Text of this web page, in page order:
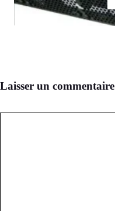
Laisser un commentaire